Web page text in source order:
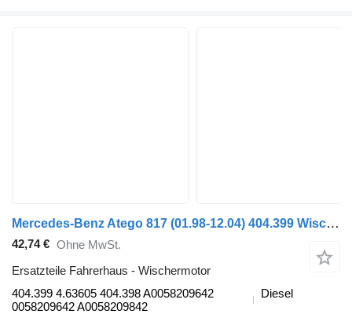
Mercedes-Benz Atego 817 (01.98-12.04) 404.399 Wischermotor für Mercedes-Benz Atego, Atego 2, Atego 3 (1996-) Sattelzugmaschine
42,74 € Ohne MwSt.
Ersatzteile Fahrerhaus - Wischermotor
404.399 4.63605 404.398 A0058209642
0058209642 A0058209842
Diesel